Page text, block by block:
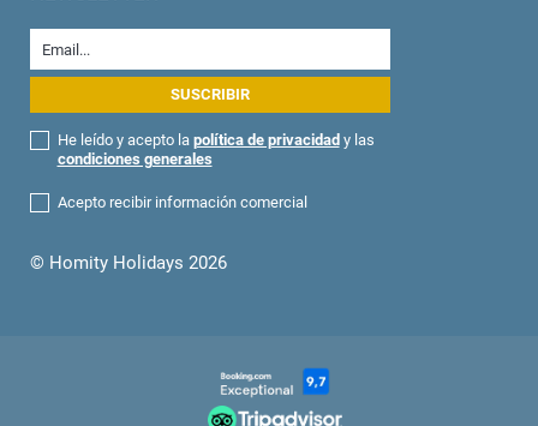
He leído y acepto la política de privacidad y las
condiciones generales
Acepto recibir información comercial
© Homity Holidays 2026